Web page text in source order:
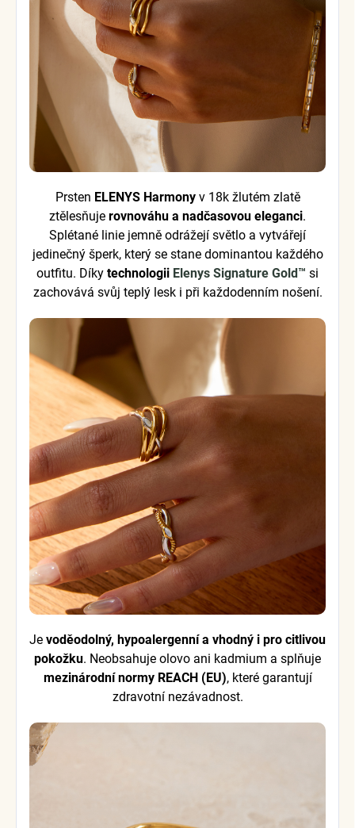
Prsten ELENYS Harmonyv 18k žlutém zlatě
ztělesňuje rovnováhu a nadčasovou eleganci.
Splétané linie jemně odrážejí světlo a vytvářejí
jedinečný šperk, který se stane dominantou každého
outfitu. Díky technologii Elenys Signature Gold™ si
zachovává svůj teplý lesk i při každodenním nošení.
Je voděodolný, hypoalergenní a vhodný i pro citlivou
pokožku. Neobsahuje olovo ani kadmium a splňuje
mezinárodní normy REACH (EU), které garantují
zdravotní nezávadnost.